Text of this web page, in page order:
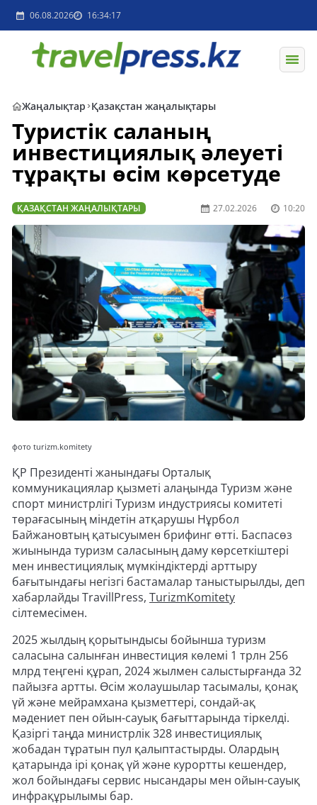
06.08.2026 16:34:17
Жаңалықтар Қазақстан жаңалықтары
Туристік саланың
инвестициялық әлеуеті
тұрақты өсім көрсетуде
ҚАЗАҚСТАН ЖАҢАЛЫҚТАРЫ 27.02.2026 10:20
фото turizm.komitety
ҚР Президенті жанындағы Орталық
коммуникациялар қызметі алаңында Туризм және
спорт министрлігі Туризм индустриясы комитеті
төрағасының міндетін атқарушы Нұрбол
Байжановтың қатысуымен брифинг өтті. Баспасөз
жиынында туризм саласының даму көрсеткіштері
мен инвестициялық мүмкіндіктерді арттыру
бағытындағы негізгі бастамалар таныстырылды, деп
хабарлайды TravillPress, TurizmKomitety
сілтемесімен.
2025 жылдың қорытындысы бойынша туризм
саласына салынған инвестиция көлемі 1 трлн 256
млрд теңгені құрап, 2024 жылмен салыстырғанда 32
пайызға артты. Өсім жолаушылар тасымалы, қонақ
үй және мейрамхана қызметтері, сондай-ақ
мәдениет пен ойын-сауық бағыттарында тіркелді.
Қазіргі таңда министрлік 328 инвестициялық
жобадан тұратын пул қалыптастырды. Олардың
қатарында ірі қонақ үй және курортты кешендер,
жол бойындағы сервис нысандары мен ойын-сауық
инфрақұрылымы бар.